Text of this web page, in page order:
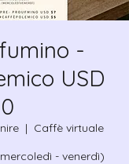
-
USD
  |
Caffè virtuale
- venerdì)